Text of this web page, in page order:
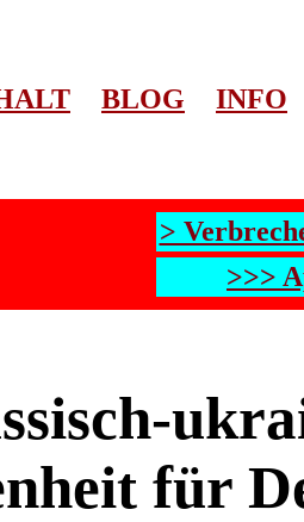
BLOG INFO
>
>>>
für